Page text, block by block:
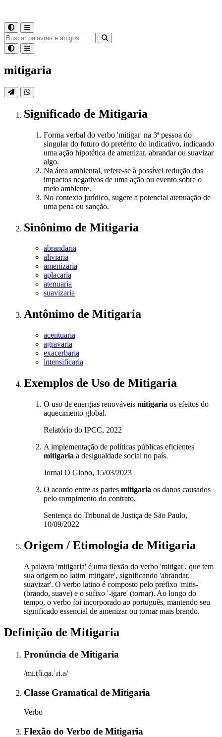
mitigaria
Significado de Mitigaria
Forma verbal do verbo 'mitigar' na 3ª pessoa do
singular do futuro do pretérito do indicativo, indicando
uma ação hipotética de amenizar, abrandar ou suavizar
algo.
Na área ambiental, refere-se à possível redução dos
impactos negativos de uma ação ou evento sobre o
meio ambiente.
No contexto jurídico, sugere a potencial atenuação de
uma pena ou sanção.
Sinônimo de Mitigaria
abrandaria
aliviaria
amenizaria
aplacaria
atenuaria
suavizaria
Antônimo de Mitigaria
acentuaria
agravaria
exacerbaria
intensificaria
Exemplos de Uso de Mitigaria
O uso de energias renováveis mitigaria os efeitos do
aquecimento global.
Relatório do IPCC, 2022
A implementação de políticas públicas eficientes
mitigaria a desigualdade social no país.
Jornal O Globo, 15/03/2023
O acordo entre as partes mitigaria os danos causados
pelo rompimento do contrato.
Sentença do Tribunal de Justiça de São Paulo,
10/09/2022
Origem / Etimologia de Mitigaria
A palavra 'mitigaria' é uma flexão do verbo 'mitigar', que tem
sua origem no latim 'mitigare', significando 'abrandar,
suavizar'. O verbo latino é composto pelo prefixo 'mitis-'
(brando, suave) e o sufixo '-igare' (tornar). Ao longo do
tempo, o verbo foi incorporado ao português, mantendo seu
significado essencial de amenizar ou tornar mais brando.
Definição de Mitigaria
Pronúncia de Mitigaria
/mi.tʃi.ɡa.ˈɾi.a/
Classe Gramatical de Mitigaria
Verbo
Flexão do Verbo de Mitigaria